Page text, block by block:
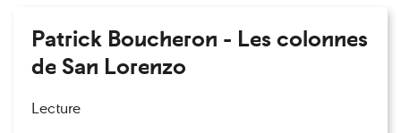
Patrick Boucheron - Les colonnes
de San Lorenzo
Lecture